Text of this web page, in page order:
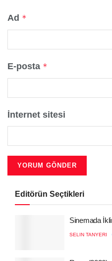
Ad *
E-posta *
İnternet sitesi
Editörün Seçtikleri
Sinemada
SELIN TANYERI